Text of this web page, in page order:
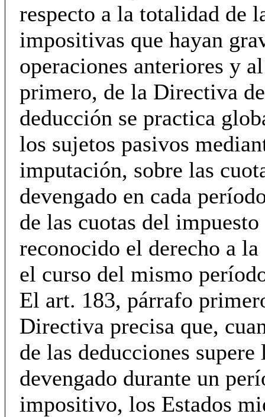
respecto a la totalidad de
impositivas que hayan
operaciones anteriores y
primero, de la Directiva
deducción se practica
los sujetos pasivos
imputación, sobre las
devengado en cada
de las cuotas del impuesto
reconocido el derecho a
el curso del mismo
El art. 183, párrafo
Directiva precisa que,
de las deducciones
devengado durante un
impositivo, los Estados